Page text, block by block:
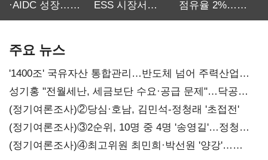
·AIDC 성장…
ESS 시장서
점유율 2%…
주요 뉴스
'1400조' 국유자산 통합관리…반도체 넘어 주력산업
구조혁신
성기홍 "전월세난, 세금보단 수요·공급 문제"…닥공
시사
(정기여론조사)②당심·호남, 김민석-정청래 '초접전'
(정기여론조사)③2순위, 10명 중 4명 '송영길'…정청래
'한 자릿수'
(정기여론조사)④최고위원 최민희·박선원 '양강'…